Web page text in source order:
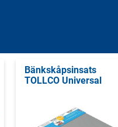
Bänkskåpsinsats
TOLLCO Universal